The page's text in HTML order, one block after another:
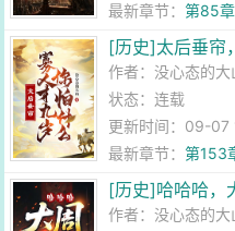
最新章节：第85
[历史]太后垂帘
作者：没心态的大
状态：连载
更新时间：09-07
最新章节：第153
[历史]哈哈哈，
作者：没心态的大